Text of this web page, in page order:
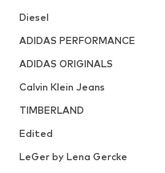
Diesel
ADIDAS PERFORMANCE
ADIDAS ORIGINALS
Calvin Klein Jeans
TIMBERLAND
Edited
LeGer by Lena Gercke